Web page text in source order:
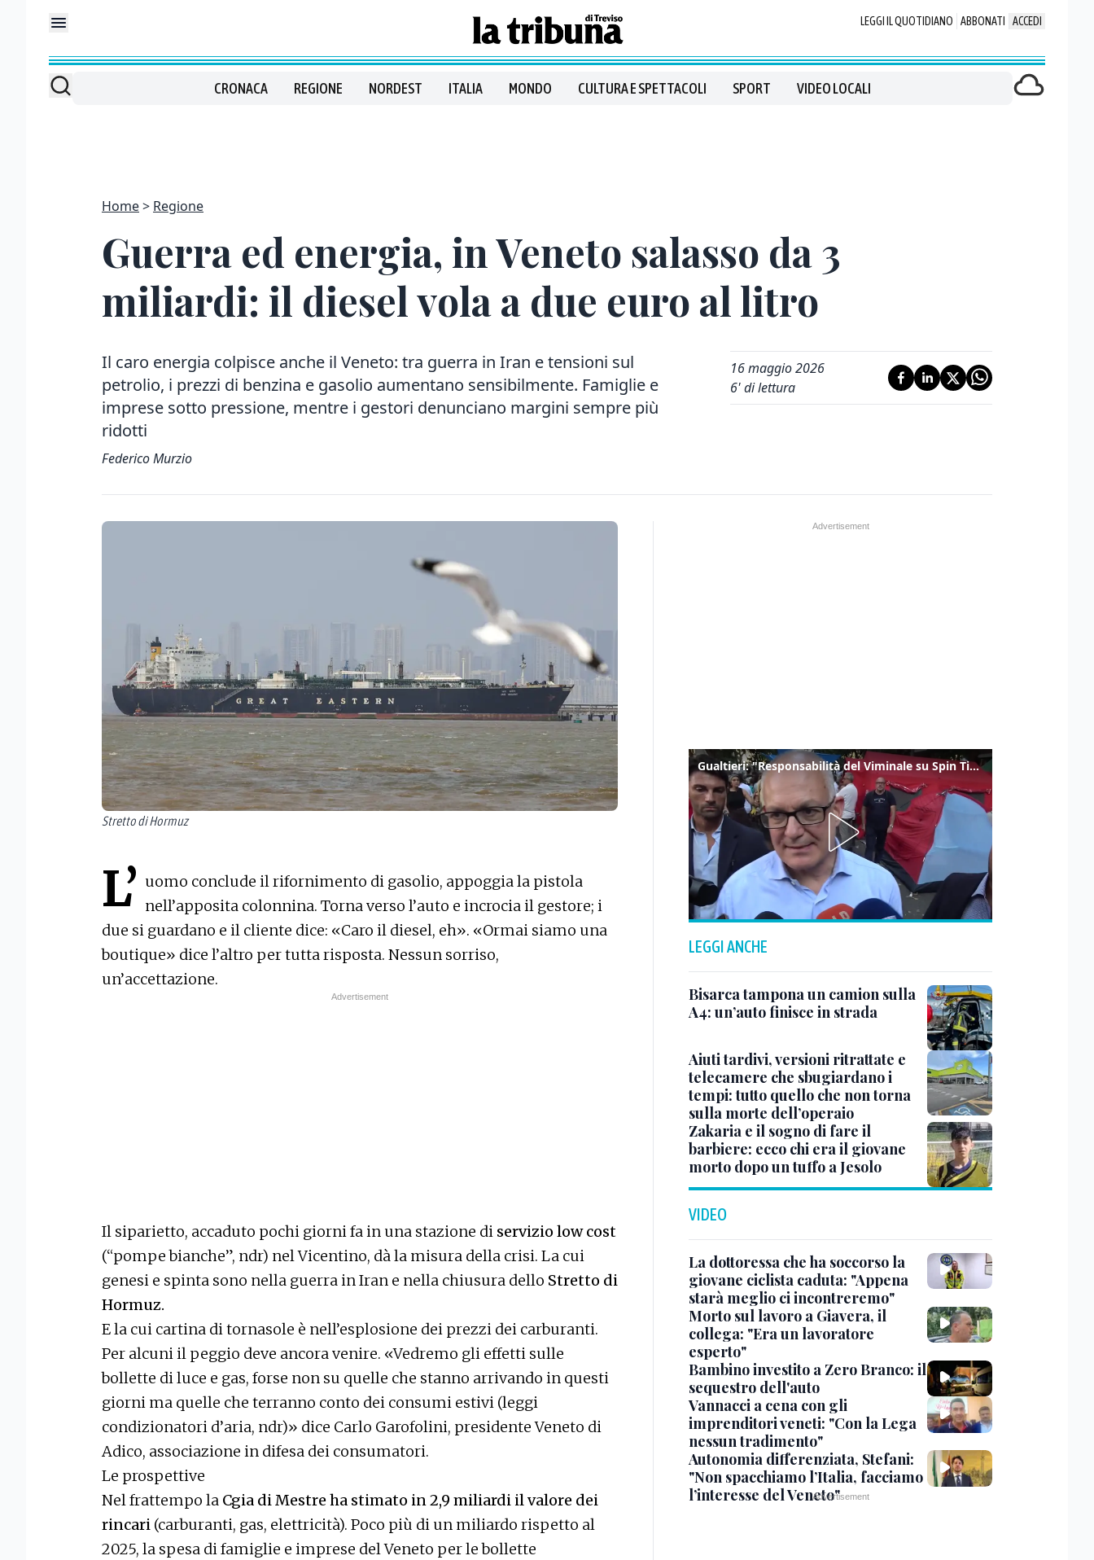
LEGGI IL QUOTIDIANO ABBONATI ACCEDI
CRONACA REGIONE NORDEST ITALIA MONDO CULTURA E SPETTACOLI SPORT VIDEO LOCALI
Home Regione
Guerra ed energia, in Veneto salasso da 3
miliardi: il diesel vola a due euro al litro
Il caro energia colpisce anche il Veneto: tra guerra in Iran e tensioni sul
petrolio, i prezzi di benzina e gasolio aumentano sensibilmente. Famiglie e
imprese sotto pressione, mentre i gestori denunciano margini sempre più
ridotti
Federico Murzio
16 maggio 2026
6' di lettura
Stretto di Hormuz
L’ uomo conclude il rifornimento di gasolio, appoggia la pistola
nell’apposita colonnina. Torna verso l’auto e incrocia il gestore; i
due si guardano e il cliente dice: «Caro il diesel, eh». «Ormai siamo una
boutique» dice l’altro per tutta risposta. Nessun sorriso,
un’accettazione.
Il siparietto, accaduto pochi giorni fa in una stazione di servizio low cost
(“pompe bianche”, ndr) nel Vicentino, dà la misura della crisi. La cui
genesi e spinta sono nella guerra in Iran e nella chiusura dello Stretto di
Hormuz.
E la cui cartina di tornasole è nell’esplosione dei prezzi dei carburanti.
Per alcuni il peggio deve ancora venire. «Vedremo gli effetti sulle
bollette di luce e gas, forse non su quelle che stanno arrivando in questi
giorni ma quelle che terranno conto dei consumi estivi (leggi
condizionatori d’aria, ndr)» dice Carlo Garofolini, presidente Veneto di
Adico, associazione in difesa dei consumatori.
Le prospettive
Nel frattempo la Cgia di Mestre ha stimato in 2,9 miliardi il valore dei
rincari (carburanti, gas, elettricità). Poco più di un miliardo rispetto al
2025, la spesa di famiglie e imprese del Veneto per le bollette
Gualtieri: "Responsabilità del Viminale su Spin Time? La posizione dei partiti è nota"
LEGGI ANCHE
Bisarca tampona un camion sulla
A4: un’auto finisce in strada
Aiuti tardivi, versioni ritrattate e
telecamere che sbugiardano i
tempi: tutto quello che non torna
sulla morte dell’operaio
Zakaria e il sogno di fare il
barbiere: ecco chi era il giovane
morto dopo un tuffo a Jesolo
VIDEO
La dottoressa che ha soccorso la
giovane ciclista caduta: "Appena
starà meglio ci incontreremo"
Morto sul lavoro a Giavera, il
collega: "Era un lavoratore
esperto"
Bambino investito a Zero Branco: il
sequestro dell'auto
Vannacci a cena con gli
imprenditori veneti: "Con la Lega
nessun tradimento"
Autonomia differenziata, Stefani:
"Non spacchiamo l’Italia, facciamo
l’interesse del Veneto"